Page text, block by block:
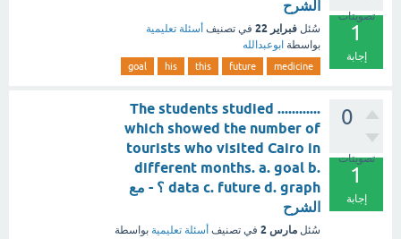
تصويتات
1
إجابة
الشرح
سُئل فبراير 22 في تصنيف أسئلة تعليمية
بواسطة ابوعبدالله
medicine
future
this
his
goal
0
تصويتات
1
إجابة
The students studied ............
which showed the number of
tourists who visited Cairo in
different months. a. goal b.
data c. future d. graph ؟ - مع
الشرح
سُئل مارس 2 في تصنيف أسئلة تعليمية بواسطة